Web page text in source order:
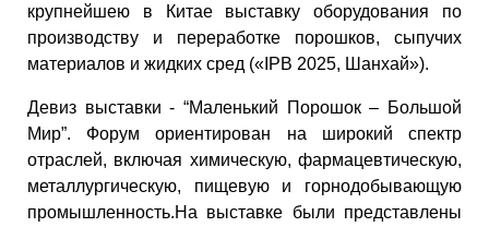
крупнейшею в Китае выставку оборудования по
производству и переработке порошков, сыпучих
материалов и жидких сред («IPB 2025, Шанхай»).
Девиз выставки - “Маленький Порошок – Большой
Мир”. Форум ориентирован на широкий спектр
отраслей, включая химическую, фармацевтическую,
металлургическую, пищевую и горнодобывающую
промышленность.На выставке были представлены